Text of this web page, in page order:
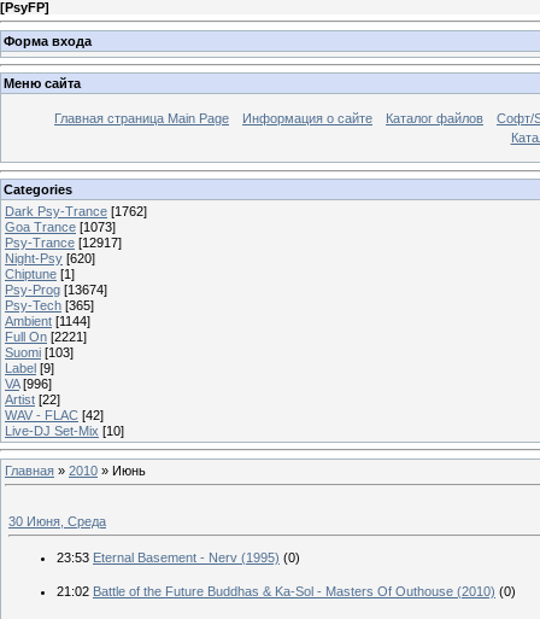
[PsyFP]
Форма входа
Меню сайта
Главная страница Main Page Информация о сайте Каталог файлов
Софт/
Categories
Dark Psy-Trance [1762]
Goa Trance [1073]
Psy-Trance [12917]
Night-Psy [620]
Chiptune [1]
Psy-Prog [13674]
Psy-Tech [365]
Ambient [1144]
Full On [2221]
Suomi [103]
Label [9]
VA [996]
Artist [22]
WAV - FLAC [42]
Live-DJ Set-Mix [10]
Главная » 2010 » Июнь
30 Июня, Среда
23:53 Eternal Basement - Nerv (1995) (0)
21:02 Battle of the Future Buddhas & Ka-Sol - Masters Of Outhouse (2010) (0)